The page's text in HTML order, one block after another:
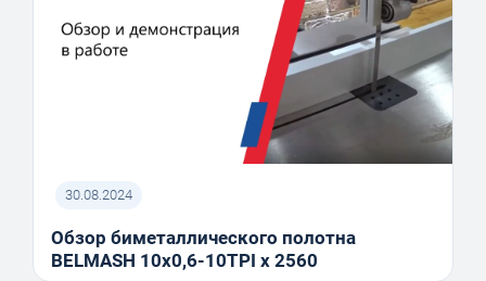
30.08.2024
Обзор биметаллического полотна
BELMASH 10x0,6-10TPI x 2560